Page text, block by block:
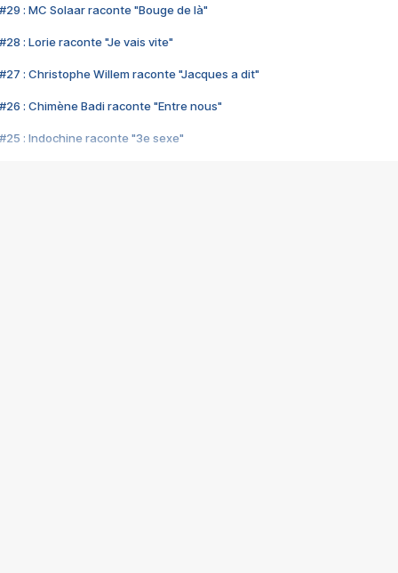
#29 : MC Solaar raconte "Bouge de là"
#28 : Lorie raconte "Je vais vite"
#27 : Christophe Willem raconte "Jacques a dit"
#26 : Chimène Badi raconte "Entre nous"
#25 : Indochine raconte "3e sexe"